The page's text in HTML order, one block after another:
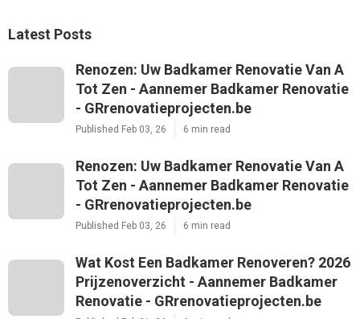
Latest Posts
Renozen: Uw Badkamer Renovatie Van A
Tot Zen - Aannemer Badkamer Renovatie
- GRrenovatieprojecten.be
Published Feb 03, 26 6 min read
Renozen: Uw Badkamer Renovatie Van A
Tot Zen - Aannemer Badkamer Renovatie
- GRrenovatieprojecten.be
Published Feb 03, 26 6 min read
Wat Kost Een Badkamer Renoveren? 2026
Prijzenoverzicht - Aannemer Badkamer
Renovatie - GRrenovatieprojecten.be